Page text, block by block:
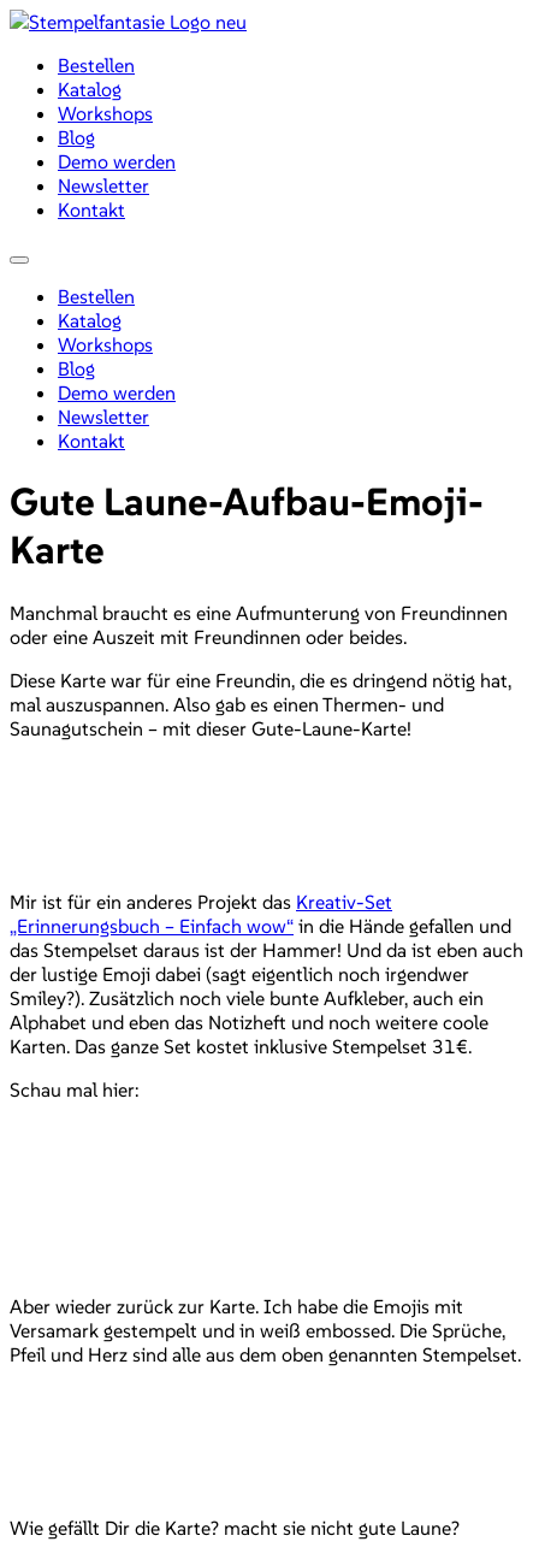
Zum
wechselnBestellen
Katalog
Workshops
Blog
Demo werden
Newsletter
Kontakt
Menü
Bestellen
Katalog
Workshops
Blog
Demo werden
Newsletter
Kontakt
Gute Laune-Aufbau-Emoji-
Karte
Manchmal braucht es eine Aufmunterung von Freundinnen
oder eine Auszeit mit Freundinnen oder beides.
Diese Karte war für eine Freundin, die es dringend nötig hat,
mal auszuspannen. Also gab es einen Thermen- und
Saunagutschein – mit dieser Gute-Laune-Karte!
Mir ist für ein anderes Projekt das Kreativ-Set
„Erinnerungsbuch – Einfach wow“ in die Hände gefallen und
das Stempelset daraus ist der Hammer! Und da ist eben auch
der lustige Emoji dabei (sagt eigentlich noch irgendwer
Smiley?). Zusätzlich noch viele bunte Aufkleber, auch ein
Alphabet und eben das Notizheft und noch weitere coole
Karten. Das ganze Set kostet inklusive Stempelset 31€.
Schau mal hier:
Aber wieder zurück zur Karte. Ich habe die Emojis mit
Versamark gestempelt und in weiß embossed. Die Sprüche,
Pfeil und Herz sind alle aus dem oben genannten Stempelset.
Wie gefällt Dir die Karte? macht sie nicht gute Laune?